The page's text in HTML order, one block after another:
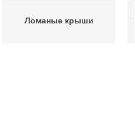
Ломаные крыши